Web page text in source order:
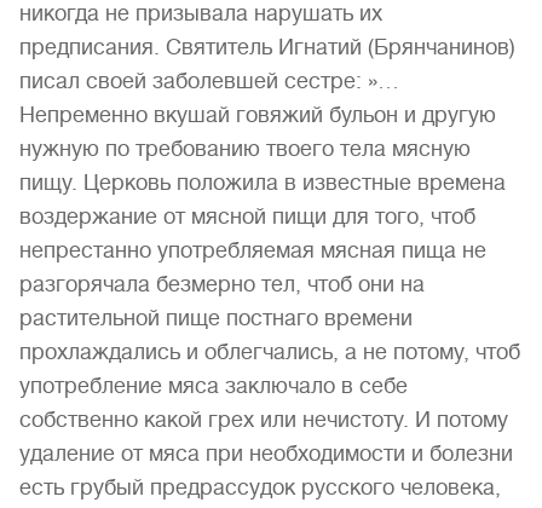
никогда не призывала нарушать их
предписания. Святитель Игнатий (Брянчанинов)
писал своей заболевшей сестре: »…
Непременно вкушай говяжий бульон и другую
нужную по требованию твоего тела мясную
пищу. Церковь положила в известные времена
воздержание от мясной пищи для того, чтоб
непрестанно употребляемая мясная пища не
разгорячала безмерно тел, чтоб они на
растительной пище постнаго времени
прохлаждались и облегчались, а не потому, чтоб
употребление мяса заключало в себе
собственно какой грех или нечистоту. И потому
удаление от мяса при необходимости и болезни
есть грубый предрассудок русского человека,